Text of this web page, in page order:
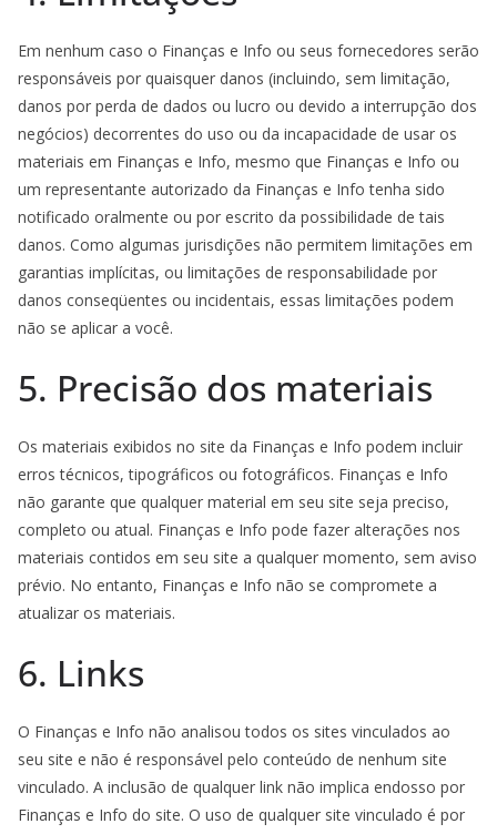
Em nenhum caso o Finanças e Info ou seus fornecedores serão
responsáveis ​​por quaisquer danos (incluindo, sem limitação,
danos por perda de dados ou lucro ou devido a interrupção dos
negócios) decorrentes do uso ou da incapacidade de usar os
materiais em Finanças e Info, mesmo que Finanças e Info ou
um representante autorizado da Finanças e Info tenha sido
notificado oralmente ou por escrito da possibilidade de tais
danos. Como algumas jurisdições não permitem limitações em
garantias implícitas, ou limitações de responsabilidade por
danos conseqüentes ou incidentais, essas limitações podem
não se aplicar a você.
5. Precisão dos materiais
Os materiais exibidos no site da Finanças e Info podem incluir
erros técnicos, tipográficos ou fotográficos. Finanças e Info
não garante que qualquer material em seu site seja preciso,
completo ou atual. Finanças e Info pode fazer alterações nos
materiais contidos em seu site a qualquer momento, sem aviso
prévio. No entanto, Finanças e Info não se compromete a
atualizar os materiais.
6. Links
O Finanças e Info não analisou todos os sites vinculados ao
seu site e não é responsável pelo conteúdo de nenhum site
vinculado. A inclusão de qualquer link não implica endosso por
Finanças e Info do site. O uso de qualquer site vinculado é por